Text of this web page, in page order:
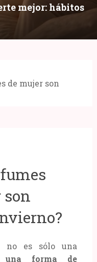
mejor: hábitos
ojeras y energía
de mujer son
son
no es sólo una
una forma de